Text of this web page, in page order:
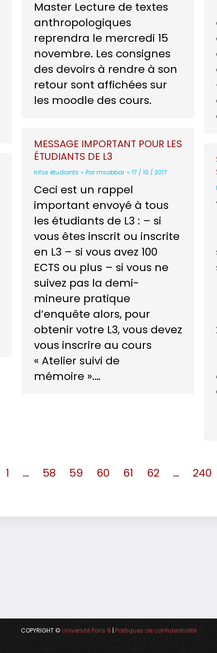
Master Lecture de textes
anthropologiques
reprendra le mercredi 15
novembre. Les consignes
des devoirs à rendre à son
retour sont affichées sur
les moodle des cours.
MESSAGE IMPORTANT POUR LES
ÉTUDIANTS DE L3
Infos étudiants Parmsabbar 17 / 10 / 2017
Ceci est un rappel
important envoyé à tous
les étudiants de L3 : – si
vous êtes inscrit ou inscrite
en L3 – si vous avez 100
ECTS ou plus – si vous ne
suivez pas la demi-
mineure pratique
d’enquête alors, pour
obtenir votre L3, vous devez
vous inscrire au cours
« Atelier suivi de
mémoire ».…
1 … 58 59 60 61 62 … 240
COPYRIGHT ©Université Paris 8|Politiques de confidentialité